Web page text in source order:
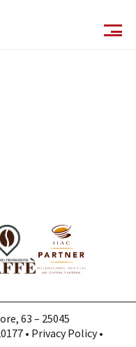
CHIAMA
63 – 25045
• Privacy Policy•